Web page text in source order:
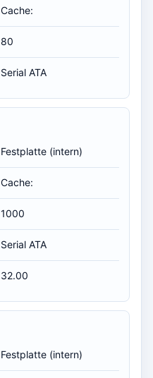
Cache:
80
Serial ATA
Festplatte (intern)
Cache:
1000
Serial ATA
32.00
Festplatte (intern)